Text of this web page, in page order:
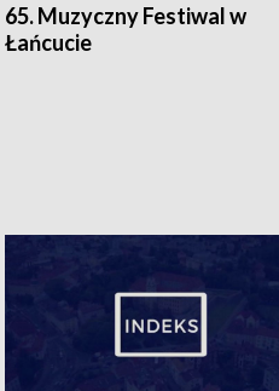
65. Muzyczny Festiwal w
Łańcucie